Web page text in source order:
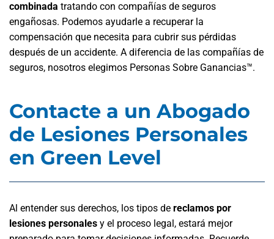
combinada tratando con compañías de seguros
engañosas. Podemos ayudarle a recuperar la
compensación que necesita para cubrir sus pérdidas
después de un accidente. A diferencia de las compañías de
seguros, nosotros elegimos Personas Sobre Ganancias™.
Contacte a un Abogado
de Lesiones Personales
en Green Level
Al entender sus derechos, los tipos de reclamos por
lesiones personales y el proceso legal, estará mejor